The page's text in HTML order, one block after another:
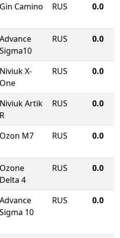
Gin Camino RUS 0.0
Advance
Sigma10
RUS 0.0
Niviuk X-
One
RUS 0.0
Niviuk Artik
R
RUS 0.0
Ozon M7 RUS 0.0
Ozone
Delta 4
RUS 0.0
Advance
Sigma 10
RUS 0.0